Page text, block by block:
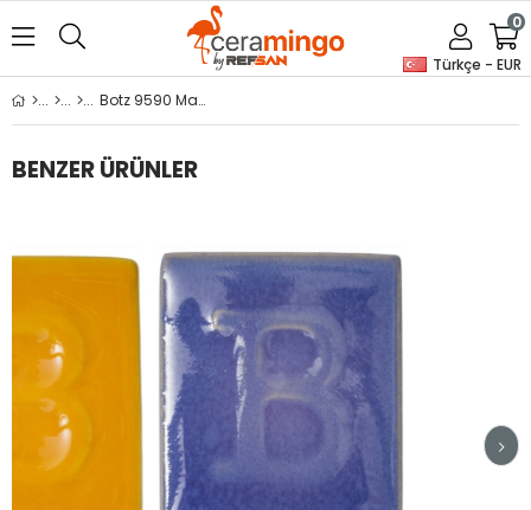
Türkçe - EUR
0
Botz 9590 Mauritius 800 ml
BENZER ÜRÜNLER